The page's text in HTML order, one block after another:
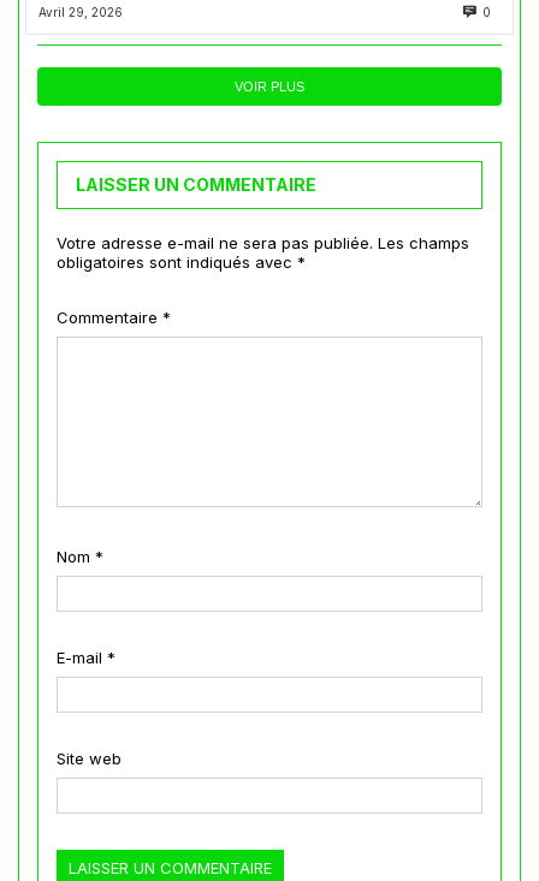
Avril 29, 2026 0
VOIR PLUS
LAISSER UN COMMENTAIRE
Votre adresse e-mail ne sera pas publiée. Les champs
obligatoires sont indiqués avec *
Commentaire *
Nom *
E-mail *
Site web